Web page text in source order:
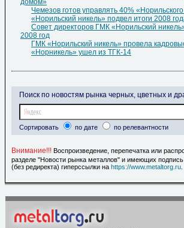
домом»
Чемезов готов управлять 40%
«Норильский никель» подвел итоги 2008
Совет директоров ГМК «Норильский
2008 год
ГМК «Норильский никель» провела
«Норникель» ушел из ТГК-14
Поиск по новостям рынка черных, цветных и
Сортировать по дате по релевантности
Внимание!!! Воспроизведение, перепечатка или
разделе "Новости рынка металлов" и имеющих
(без редиректа) гиперссылки на https://www.metaltorg.ru